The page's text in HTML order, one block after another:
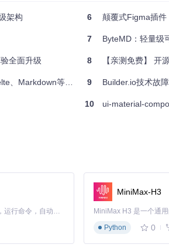
应用中，框架的“大小”并不是一个简单的数
架构
全面升级
等文件格式处理
6 颠覆式Figma插件
7 ByteMD：轻量级
8 【亲测免费】 开
9 Builder.io技术故
10 ui-material-
Claude Code 的开源替代方案。连接任意大模型，编辑代码，运行命令，自动验证 — 全自动执行。用 Rust 构建，极致性能。 ｜ An open-source alternative to Claude Code. Connect any LLM, edit code, run commands, and verify changes — autonomously. Built in Rust for speed. Get Started
MiniMax-H3
Python
0